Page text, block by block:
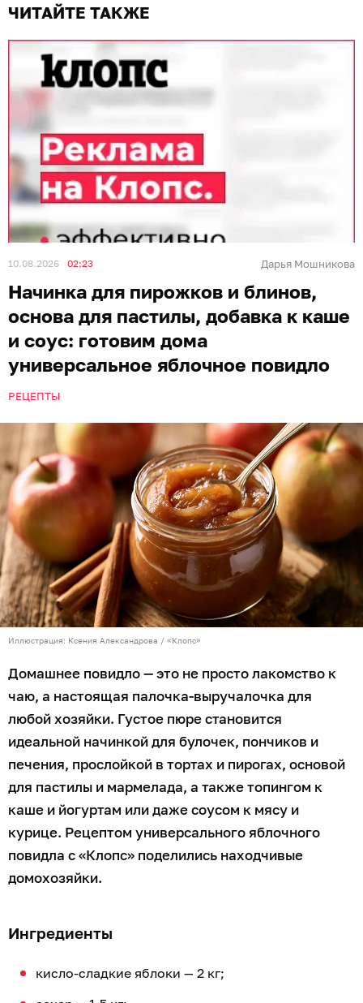
ЧИТАЙТЕ ТАКЖЕ
10.08.2026 02:23 Дарья Мошникова
Начинка для пирожков и блинов,
основа для пастилы, добавка к каше
и соус: готовим дома
универсальное яблочное повидло
РЕЦЕПТЫ
Иллюстрация: Ксения Александрова / «Клопс»
Домашнее повидло — это не просто лакомство к
чаю, а настоящая палочка-выручалочка для
любой хозяйки. Густое пюре становится
идеальной начинкой для булочек, пончиков и
печения, прослойкой в тортах и пирогах, основой
для пастилы и мармелада, а также топингом к
каше и йогуртам или даже соусом к мясу и
курице. Рецептом универсального яблочного
повидла с «Клопс» поделились находчивые
домохозяйки.
Ингредиенты
кисло-сладкие яблоки — 2 кг;